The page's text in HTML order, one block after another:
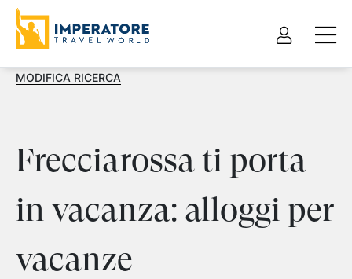
MODIFICA RICERCA
Frecciarossa ti porta
in vacanza: alloggi per
vacanze